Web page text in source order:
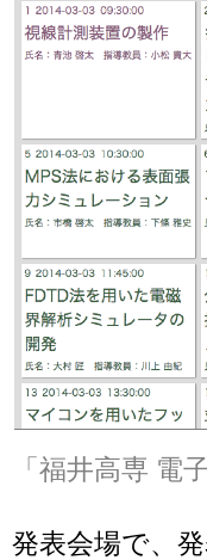
「福井高専 電
発表会場で、